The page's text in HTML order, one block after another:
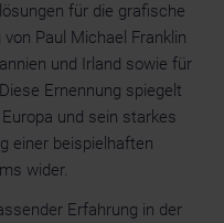
für die grafische
Paul Michael Franklin
und Irland sowie für
Ernennung spiegelt
und sein starkes
einer beispielhaften
wider.
Erfahrung in der